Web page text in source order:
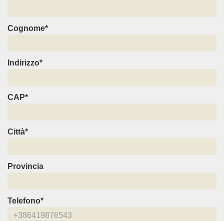
Cognome*
Indirizzo*
CAP*
Città*
Provincia
Telefono*